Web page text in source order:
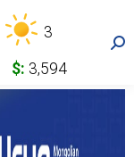
3
$: 3,594